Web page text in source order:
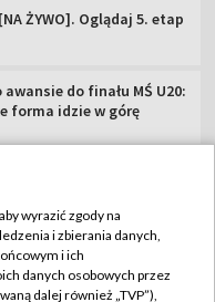
ŻYWO]. Oglądaj 5. etap
do finału MŚ U20:
forma idzie w górę
TVP
wyrazić zgody na
i zbierania danych,
i ich
danych osobowych przez
dalej również „TVP”),